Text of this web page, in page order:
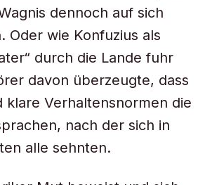
dennoch auf sich
Oder wie Konfuzius als
durch die Lande fuhr
davon überzeugte, dass
klare Verhaltensnormen die
nach der sich in
alle sehnten.